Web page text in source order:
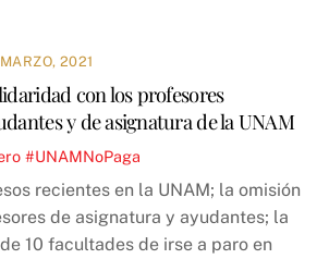
2021
con los profesores
y de asignatura de la UNAM
#UNAMNoPaga
recientes en la UNAM; la omisión
de asignatura y ayudantes; la
10 facultades de irse a paro en